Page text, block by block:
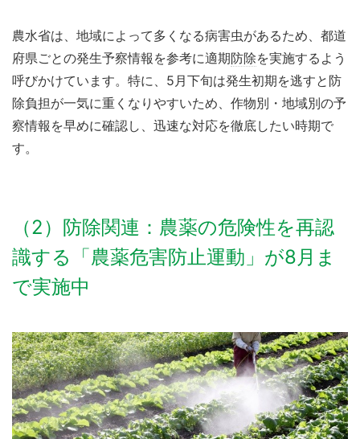
農水省は、地域によって多くなる病害虫があるため、都道
府県ごとの発生予察情報を参考に適期防除を実施するよう
呼びかけています。特に、5月下旬は発生初期を逃すと防
除負担が一気に重くなりやすいため、作物別・地域別の予
察情報を早めに確認し、迅速な対応を徹底したい時期で
す。
（2）防除関連：農薬の危険性を再認
識する「農薬危害防止運動」が8月ま
で実施中